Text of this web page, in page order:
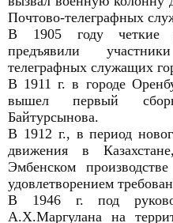
Почтово-телеграфных
В 1905 году четкие
предъявили
телеграфных служащих
В 1911 г. в городе
вышел первый
Байтурсынова.
В 1912 г., в период
движения в
Эмбенском
удовлетворением
В 1946 г. под
А.Х.Маргулана на